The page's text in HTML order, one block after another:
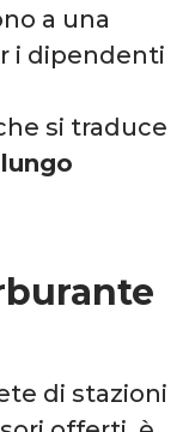
a una
i dipendenti
si traduce
di stazioni